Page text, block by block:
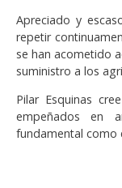
Apreciado y
repetir
se han acometido
suministro a los
Pilar Esquinas
empeñados en
fundamental como